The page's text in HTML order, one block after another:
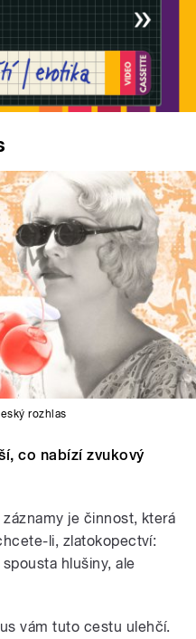
rozhlas
co nabízí zvukový
je činnost, která
li, zlatokopectví:
hlušiny, ale
vám tuto cestu ulehčí.